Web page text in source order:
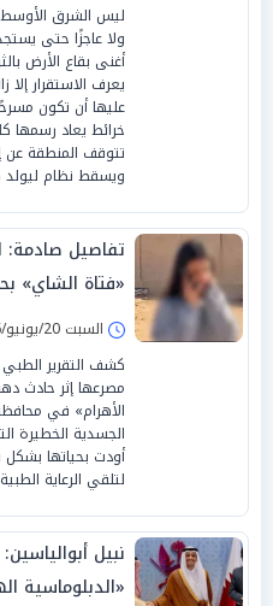
ليس الشرق الأوسط
ولا عاجزًا حتى
أغنى بقاع الأرض
يعرف الاستقرار إلا
عليها أن تكون
خرائط يعاد رسمها
تتوقف المنطقة عن
ويسقط نظام ليولد
تفاصيل صادمة:
«فتاة الشاي»
السبت 20/يونيو/2026 - 02:03 م
كشف التقرير
مصرعها إثر حادث
الأهرام» في
الجسدية الخطيرة
أودت بحياتها
لتلقي الرعاية
«الدبلوماسية